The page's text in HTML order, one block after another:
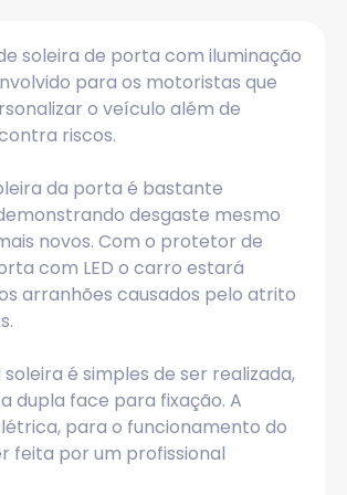
soleira de porta com iluminação
para os motoristas que
o veículo além de
riscos.
da porta é bastante
desgaste mesmo
novos. Com o protetor de
com LED o carro estará
arranhões causados pelo atrito
é simples de ser realizada,
dupla face para fixação. A
para o funcionamento do
feita por um profissional